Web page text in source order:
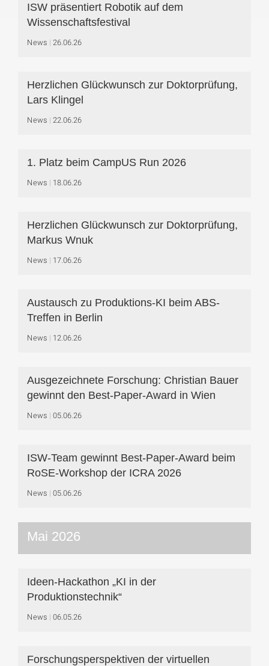
ISW präsentiert Robotik auf dem
Wissenschaftsfestival
News 26.06.26
Herzlichen Glückwunsch zur Doktorprüfung,
Lars Klingel
News 22.06.26
1. Platz beim CampUS Run 2026
News 18.06.26
Herzlichen Glückwunsch zur Doktorprüfung,
Markus Wnuk
News 17.06.26
Austausch zu Produktions-KI beim ABS-
Treffen in Berlin
News 12.06.26
Ausgezeichnete Forschung: Christian Bauer
gewinnt den Best-Paper-Award in Wien
News 05.06.26
ISW-Team gewinnt Best-Paper-Award beim
RoSE-Workshop der ICRA 2026
News 05.06.26
Mai 2026
Ideen-Hackathon „KI in der
Produktionstechnik“
News 06.05.26
Forschungsperspektiven der virtuellen